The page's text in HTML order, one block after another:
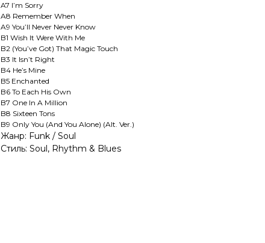
A7 I’m Sorry
A8 Remember When
A9 You’ll Never Never Know
B1 Wish It Were With Me
B2 (You’ve Got) That Magic Touch
B3 It Isn’t Right
B4 He’s Mine
B5 Enchanted
B6 To Each His Own
B7 One In A Million
B8 Sixteen Tons
B9 Only You (And You Alone) (Alt. Ver.)
Жанр: Funk / Soul
Стиль: Soul, Rhythm & Blues